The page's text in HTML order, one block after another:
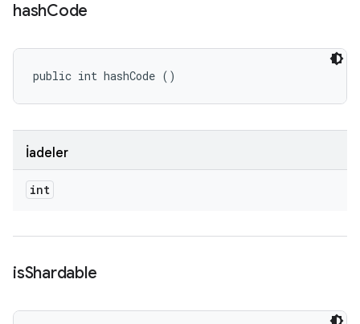
hashCode
public int hashCode ()
İadeler
int
isShardable